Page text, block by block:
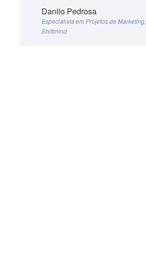
Danilo Pedrosa
Especialista em Projetos de Marketing,
Shiftmind